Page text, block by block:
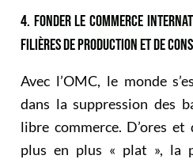
4. FONDER LE COMMERCE
FILIÈRES DE PRODUCTION ET DE
Avec l’OMC, le monde
dans la suppression des
libre commerce. D’ores
plus en plus « plat », la